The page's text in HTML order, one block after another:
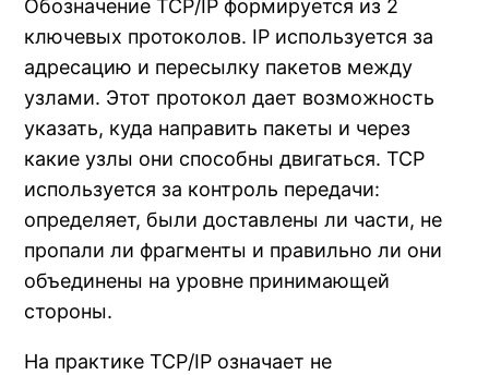
Обозначение TCP/IP формируется из 2
ключевых протоколов. IP используется за
адресацию и пересылку пакетов между
узлами. Этот протокол дает возможность
указать, куда направить пакеты и через
какие узлы они способны двигаться. TCP
используется за контроль передачи:
определяет, были доставлены ли части, не
пропали ли фрагменты и правильно ли они
объединены на уровне принимающей
стороны.
На практике TCP/IP означает не